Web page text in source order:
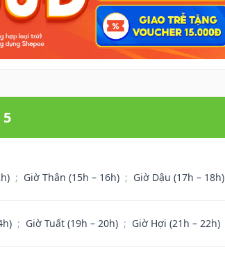
; Giờ Thân (15h – 16h) ; Giờ Dậu (17h – 18h)
; Giờ Tuất (19h – 20h) ; Giờ Hợi (21h – 22h)